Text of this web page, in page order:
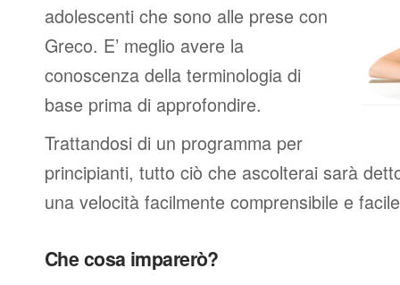
adolescenti che sono alle prese con
Greco. E’ meglio avere la
conoscenza della terminologia di
base prima di approfondire.
Trattandosi di un programma per
principianti, tutto ciò che ascolterai sarà
una velocità facilmente comprensibile e
Che cosa imparerò?